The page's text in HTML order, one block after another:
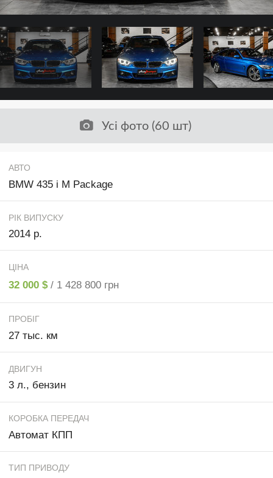
Усі фото (60 шт)
АВТО
BMW 435 i M Package
РІК ВИПУСКУ
2014 р.
ЦІНА
32 000 $ / 1 428 800 грн
ПРОБІГ
27 тыс. км
ДВИГУН
3 л., бензин
КОРОБКА ПЕРЕДАЧ
Автомат КПП
ТИП ПРИВОДУ